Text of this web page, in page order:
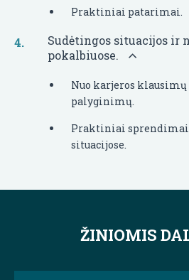
Praktiniai patarimai.
Sudėtingos situacijos ir
pokalbiuose.
Nuo karjeros
palyginimų.
Praktiniai sprendimai
situacijose.
ŽINIOMIS